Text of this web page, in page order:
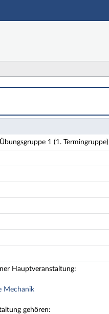
1 (1. Termingruppe)
Hauptveranstaltung:
Mechanik
gehören: